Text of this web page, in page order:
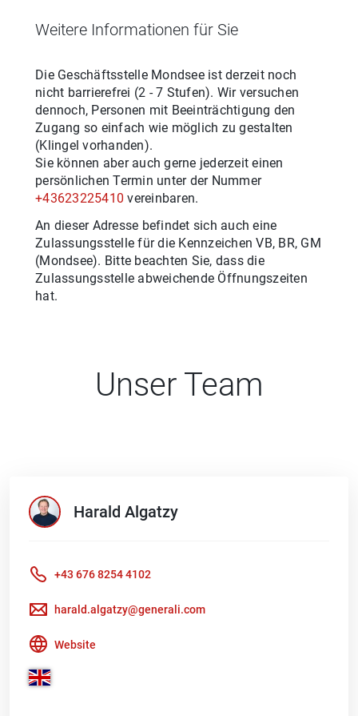
Weitere Informationen für Sie
Die Geschäftsstelle Mondseeist derzeit noch
nicht barrierefrei (2 - 7 Stufen). Wir versuchen
dennoch, Personen mit Beeinträchtigung den
Zugang so einfach wie möglich zu gestalten
(Klingel vorhanden).
Sie können aber auch gerne jederzeit einen
persönlichen Termin unter der Nummer
+43623225410 vereinbaren.
An dieser Adresse befindet sich auch eine
Zulassungsstelle für die KennzeichenVB, BR, GM
(Mondsee). Bitte beachten Sie, dass die
Zulassungsstelle abweichende Öffnungszeiten
hat.
Unser Team
Harald Algatzy
+43 676 8254 4102
harald.algatzy@generali.com
Website